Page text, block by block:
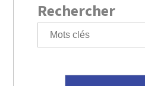
Rechercher